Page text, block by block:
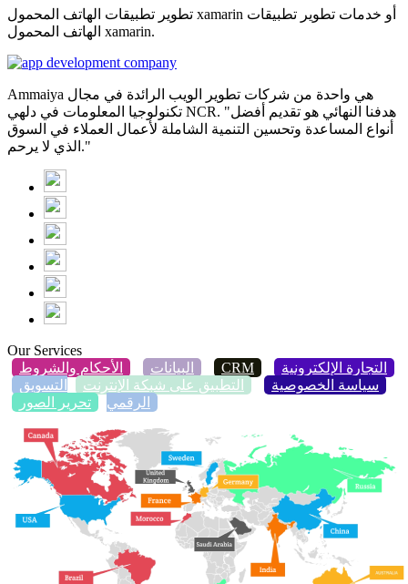
تطوير تطبيقات الهاتف المحمول xamarin أو خدمات تطوير تطبيقات
الهاتف المحمول xamarin.
Ammaiya هي واحدة من شركات تطوير الويب الرائدة في مجال
تكنولوجيا المعلومات في دلهي NCR. "هدفنا النهائي هو تقديم أفضل
أنواع المساعدة وتحسين التنمية الشاملة لأعمال العملاء في السوق
الذي لا يرحم."
Our Services
البيانات
الأحكام والشروط CRM
التجارة الإلكترونية
سياسة الخصوصية
التطبيق على شبكة الإنترنت
التسويق
الرقمي
تحرير الصور